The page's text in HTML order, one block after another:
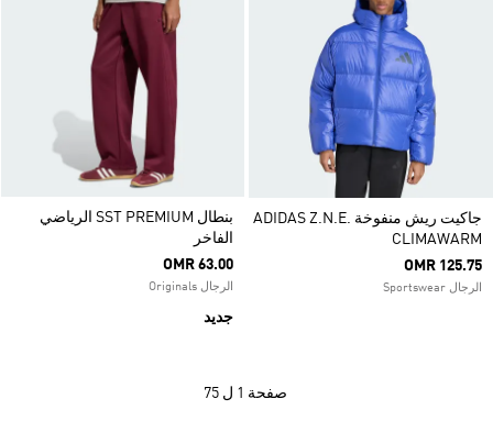
جاكيت ريش منفوخة ADIDAS Z.N.E.
CLIMAWARM
OMR 125.75
الرجال Sportswear
بنطال SST PREMIUM الرياضي
الفاخر
OMR 63.00
الرجال Originals
جديد
صفحة 1 ل 75